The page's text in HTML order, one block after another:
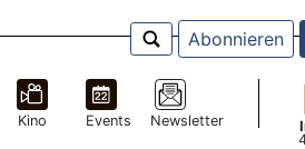
Abonnieren
Kino Events Newsletter